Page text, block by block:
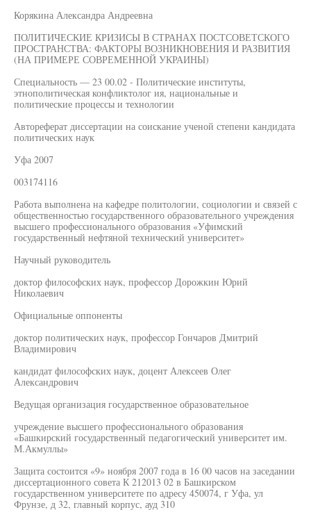
Корякина Александра Андреевна
ПОЛИТИЧЕСКИЕ КРИЗИСЫ В СТРАНАХ ПОСТСОВЕТСКОГО
ПРОСТРАНСТВА: ФАКТОРЫ ВОЗНИКНОВЕНИЯ И РАЗВИТИЯ
(НА ПРИМЕРЕ СОВРЕМЕННОЙ УКРАИНЫ)
Специальность — 23 00.02 - Политические институты,
этнополитическая конфликтолог ия, национальные и
политические процессы и технологии
Автореферат диссертации на соискание ученой степени кандидата
политических наук
Уфа 2007
003174116
Работа выполнена на кафедре политологии, социологии и связей с
общественностью государственного образовательного учреждения
высшего профессионального образования «Уфимский
государственный нефтяной технический университет»
Научный руководитель
доктор философских наук, профессор Дорожкин Юрий
Николаевич
Официальные оппоненты
доктор политических наук, профессор Гончаров Дмитрий
Владимирович
кандидат философских наук, доцент Алексеев Олег
Александрович
Ведущая организация государственное образовательное
учреждение высшего профессионального образования
«Башкирский государственный педагогический университет им.
М.Акмуллы»
Защита состоится «9» ноября 2007 года в 16 00 часов на заседании
диссертационного совета К 212013 02 в Башкирском
государственном университете по адресу 450074, г Уфа, ул
Фрунзе, д 32, главный корпус, ауд 310